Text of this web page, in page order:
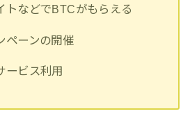
トなどでBTCがもらえる
ペーンの開催
ービス利用